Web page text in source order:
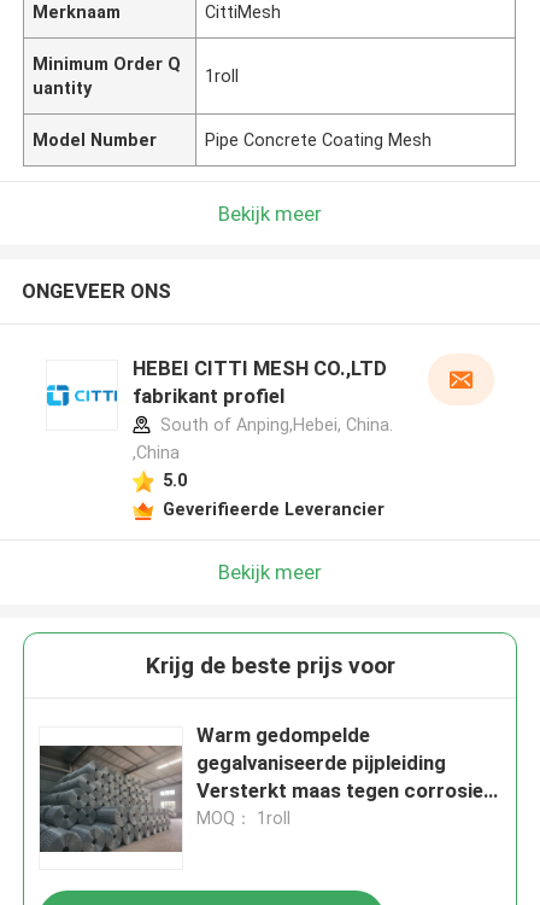
Merknaam CittiMesh
Minimum Order Q
uantity
1roll
Model Number Pipe Concrete Coating Mesh
Bekijk meer
ONGEVEER ONS
HEBEI CITTI MESH CO.,LTD
fabrikant profiel
South of Anping,Hebei, China.
,China
5.0
Geverifieerde Leverancier
Bekijk meer
Krijg de beste prijs voor
Warm gedompelde
gegalvaniseerde pijpleiding
Versterkt maas tegen corrosie
Zwaar werk
MOQ： 1roll